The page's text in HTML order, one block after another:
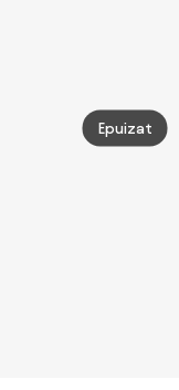
Epuizat